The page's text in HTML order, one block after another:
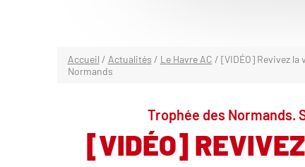
Accueil / Actualités / Le Havre AC / [VIDÉO] Revivez la
Normands
Trophée des Normands.
[VIDÉO]